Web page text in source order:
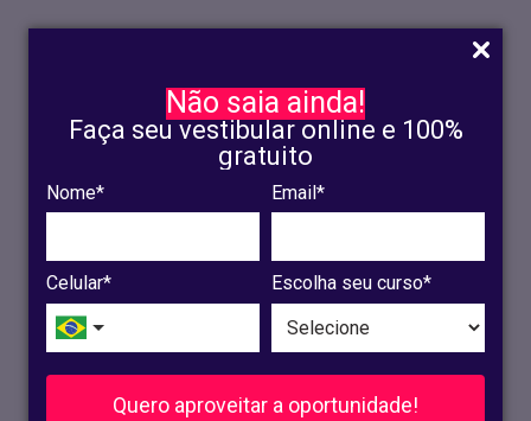
Não saia ainda!
Faça seu vestibular online e 100%
gratuito
Nome* Email*
Celular* Escolha seu curso*
Quero aproveitar a oportunidade!
INSCRIÇÃO
OLINDA
RECIFE
VESTIBULAR